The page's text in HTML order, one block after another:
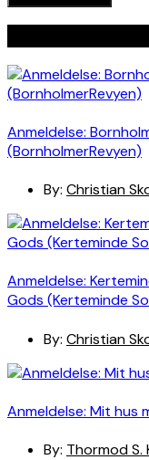
Anmeldelse:
(BornholmerRevyen)
By: Christian
Anmeldelse:
Gods (Kerteminde
By: Christian
Anmeldelse: Mit hus
By: Thormod S.